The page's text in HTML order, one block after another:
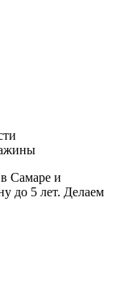
Самаре и
до 5 лет. Делаем